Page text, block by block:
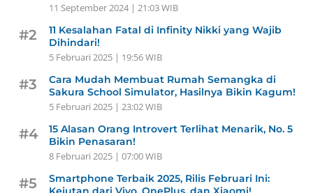
11 September 2024 | 21:03 WIB
#2
11 Kesalahan Fatal di Infinity Nikki yang Wajib
Dihindari!
5 Februari 2025 | 19:56 WIB
#3
Cara Mudah Membuat Rumah Semangka di
Sakura School Simulator, Hasilnya Bikin Kagum!
5 Februari 2025 | 23:02 WIB
#4
15 Alasan Orang Introvert Terlihat Menarik, No. 5
Bikin Penasaran!
8 Februari 2025 | 07:00 WIB
#5
Smartphone Terbaik 2025, Rilis Februari Ini: